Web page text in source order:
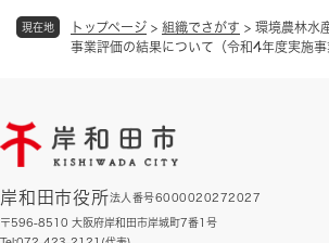
現在地 トップページ > 組織でさがす > 環境農林水
事業評価の結果について（令和4年度実施事
岸和田市役所法人番号6000020272027
〒596-8510 大阪府岸和田市岸城町7番1号